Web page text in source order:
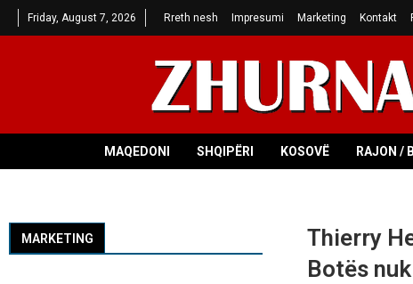
Friday, August 7, 2026 Rreth nesh Impresumi Marketing Kontakt
MAQEDONI SHQIPËRI KOSOVË RAJON /
Thierry
Botës
MARKETING